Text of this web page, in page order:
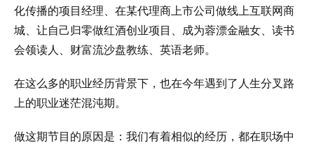
化传播的项目经理、在某代理商上市公司做线上互联网商
城、让自己归零做红酒创业项目、成为蓉漂金融女、读书
会领读人、财富流沙盘教练、英语老师。
在这么多的职业经历背景下，也在今年遇到了人生分叉路
上的职业迷茫混沌期。
做这期节目的原因是：我们有着相似的经历，都在职场中